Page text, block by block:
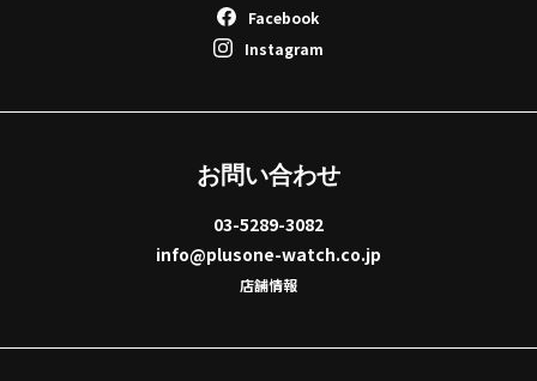
Facebook
Instagram
お問い合わせ
03-5289-3082
info@plusone-watch.co.jp
店舗情報